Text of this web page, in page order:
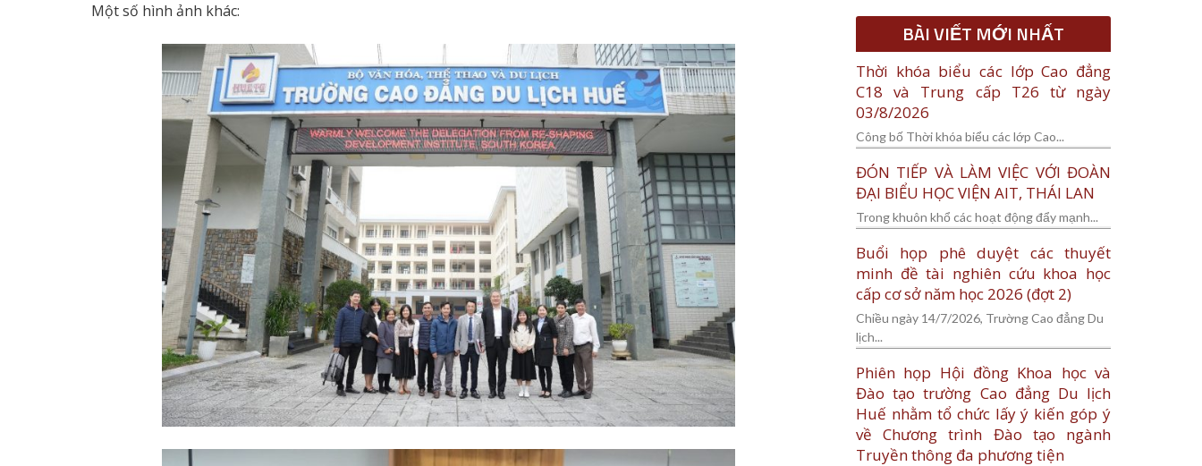
Một số hình ảnh khác:
BÀI VIẾT MỚI NHẤT
Thời khóa biểu các lớp Cao đẳng
C18 và Trung cấp T26 từ ngày
03/8/2026
Công bố Thời khóa biểu các lớp Cao...
ĐÓN TIẾP VÀ LÀM VIỆC VỚI ĐOÀN
ĐẠI BIỂU HỌC VIỆN AIT, THÁI LAN
Trong khuôn khổ các hoạt động đẩy mạnh...
Buổi họp phê duyệt các thuyết
minh đề tài nghiên cứu khoa học
cấp cơ sở năm học 2026 (đợt 2)
Chiều ngày 14/7/2026, Trường Cao đẳng Du
lịch...
Phiên họp Hội đồng Khoa học và
Đào tạo trường Cao đẳng Du lịch
Huế nhằm tổ chức lấy ý kiến góp ý
về Chương trình Đào tạo ngành
Truyền thông đa phương tiện